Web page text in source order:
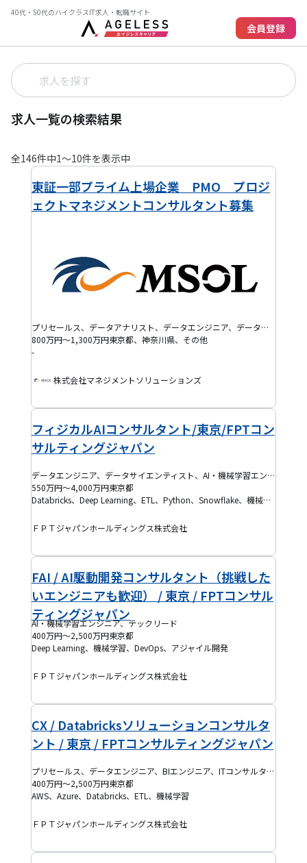
40代・50代のハイクラスIT求人・転職サイト
会員登録
求人一覧の検索結果
全146件中1〜10件を表示中
東証一部プライム上場企業 PMO プロジ
ェクトマネジメントコンサルタント募集
プリセールス、データアナリスト、データエンジニア、データサイエンティスト、バックエンドエンジニア、フロントエンドエンジニア、AI・機械学習エンジニア、BIエンジニア、IoTエンジニア、ITマネジャー、ITコンサルタント、プログラマー(PG)、プロジェクトマネージャー(PM)、システムエンジニア(SE)、インフラ保守運用・監視、半導体エンジニア、機械系エンジニア、組み込みエンジニア、電気・電子系エンジニア、インフラエンジニア、クラウドエンジニア、セキュリティエンジニア、データベースエンジニア、ネットワークエンジニア、フルスタックエンジニア、モバイルアプリエンジニア、BPR・BPOコンサルタント、ERPコンサルタント、ITアーキテクト、PMO、SAPコンサルタント、戦略コンサルタント、テックリード、プロジェクトリーダー(PL)、QAエンジニア、EM、プロダクトマネージャー(PdM)、アジャイルコーチ・スクラムマスター、DevOpsエンジニア、ブリッジSE、SRE、ゲーム開発エンジニア、その他コンサルタント
800万円～1,300万円東京都、神奈川県、その他
-
株式会社マネジメントソリューションズ
フィジカルAIコンサルタント/東京/FPTコン
サルティングジャパン
データエンジニア、データサイエンティスト、AI・機械学習エンジニア、プロジェクトマネージャー(PM)、PMO、テックリード、ブリッジSE
550万円～4,000万円東京都
Databricks、Deep Learning、ETL、Python、Snowflake、機械学習、R、C++、SQL
ＦＰＴジャパンホールディングス株式会社
FAI / AI駆動開発コンサルタント（挑戦した
いエンジニアも歓迎） / 東京 / FPTコンサル
ティングジャパン
AI・機械学習エンジニア、テックリード
400万円～2,500万円東京都
Deep Learning、機械学習、DevOps、アジャイル開発
ＦＰＴジャパンホールディングス株式会社
CX / Databricksソリューションコンサルタ
ント / 東京 / FPTコンサルティングジャパン
プリセールス、データエンジニア、BIエンジニア、ITコンサルタント、データベースエンジニア
400万円～2,500万円東京都
AWS、Azure、Databricks、ETL、機械学習
ＦＰＴジャパンホールディングス株式会社